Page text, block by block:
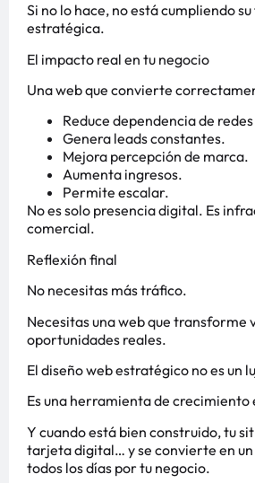
Si no lo hace, no está cumpliendo
estratégica.
El impacto real en tu negocio
Una web que convierte
Reduce dependencia de
Genera leads constantes.
Mejora percepción de marca.
Aumenta ingresos.
Permite escalar.
No es solo presencia digital. Es
comercial.
Reflexión final
No necesitas más tráfico.
Necesitas una web que transforme
oportunidades reales.
El diseño web estratégico no es un
Es una herramienta de
Y cuando está bien construido, tu
tarjeta digital… y se convierte en
todos los días por tu negocio.